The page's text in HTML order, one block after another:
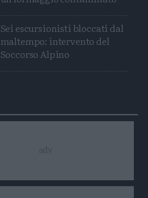
Sei escursionisti bloccati dal
maltempo: intervento del
Soccorso Alpino